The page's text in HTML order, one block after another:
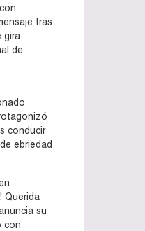
tras
gira
de
conducir
ebriedad
Querida
su
con